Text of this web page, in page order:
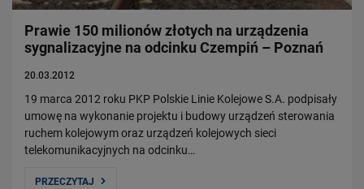
Prawie 150 milionów złotych na urządzenia
sygnalizacyjne na odcinku Czempiń – Poznań
20.03.2012
19 marca 2012 roku PKP Polskie Linie Kolejowe S.A. podpisały
umowę na wykonanie projektu i budowy urządzeń sterowania
ruchem kolejowym oraz urządzeń kolejowych sieci
telekomunikacyjnych na odcinku…
PRZECZYTAJ